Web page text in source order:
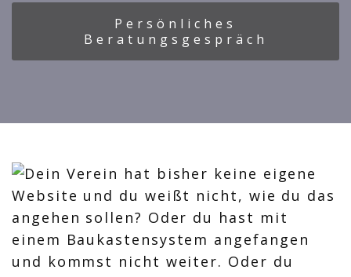
Persönliches
Beratungsgespräch